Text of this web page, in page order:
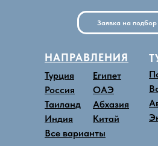
НАПРАВЛЕНИЯ
Турция
Россия
Таиланд
Индия
Все варианты
Египет
ОАЭ
Абхазия
Китай
Заявка на подбор